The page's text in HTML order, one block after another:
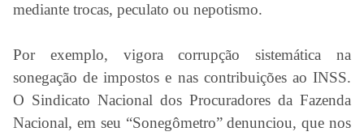
mediante trocas, peculato ou nepotismo.
Por exemplo, vigora corrupção sistemática na
sonegação de impostos e nas contribuições ao INSS.
O Sindicato Nacional dos Procuradores da Fazenda
Nacional, em seu “Sonegômetro” denunciou, que nos